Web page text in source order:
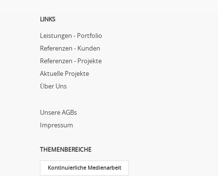
LINKS
Leistungen - Portfolio
Referenzen - Kunden
Referenzen - Projekte
Aktuelle Projekte
Über Uns
Unsere AGBs
Impressum
THEMENBEREICHE
Kontinuierliche Medienarbeit